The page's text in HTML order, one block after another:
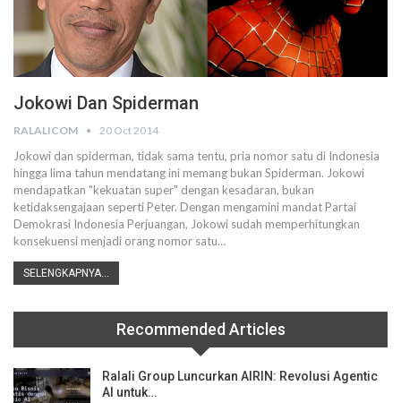
Jokowi Dan Spiderman
RALALICOM 20 Oct 2014
Jokowi dan spiderman, tidak sama tentu, pria nomor satu di Indonesia
hingga lima tahun mendatang ini memang bukan Spiderman. Jokowi
mendapatkan "kekuatan super" dengan kesadaran, bukan
ketidaksengajaan seperti Peter. Dengan mengamini mandat Partai
Demokrasi Indonesia Perjuangan, Jokowi sudah memperhitungkan
konsekuensi menjadi orang nomor satu…
SELENGKAPNYA...
Recommended Articles
Ralali Group Luncurkan AIRIN: Revolusi Agentic
AI untuk…